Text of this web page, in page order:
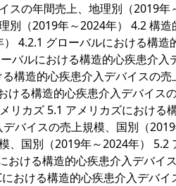
スの年間売上、地理別（2019
別（2019年～2024年） 4.2 構
4.2.1 グローバルにおける構造
バルにおける構造的心疾患介
構造的心疾患介入デバイスの
ける構造的心疾患介入デバイス
リカズ 5.1 アメリカズにおける
バイスの売上規模、国別（
、国別（2019年～2024年） 5.2
おける構造的心疾患介入デバイ
おける構造的心疾患介入デバ